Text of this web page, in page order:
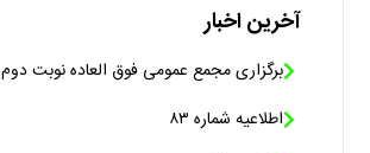
آخرین اخبار
برگزاری مجمع عمومی فوق العاده نوبت دوم
اطلاعیه شماره ۸۳